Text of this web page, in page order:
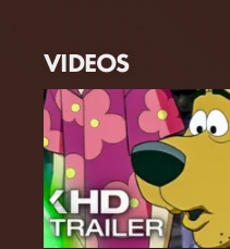
VIDEOS